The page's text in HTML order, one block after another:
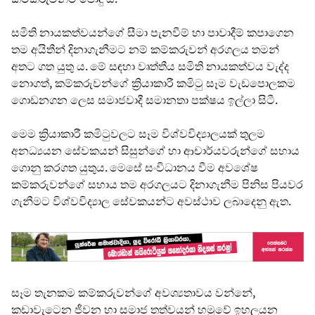
සමිති නායකත්වයන්ගේ සීමා පැනවීම් හා පාවාදීම් කපාගෙන
තම අයිතීන් දිනාගැනීමට නම් කම්කරුවන් අරගලය තමන්
අතට ගත යුතු ය. මේ සඳහා වෘත්තීය සමිති නායකත්වය වැද්ද
නොගත්, කම්කරුවන්ගේ ක්‍රියාකාරී කමිටු සෑම වැඩපොලකම
ගොඩනගන ලෙස සමාජවාදී සමානතා පක්ෂය ඉල්ලා සිටී.
මෙම ක්‍රියාකාරී කමිටුවලට සෑම විශ්වවිද්‍යාලයක් තුලම
අනධ්‍යයන සේවකයන් සිසුන්ගේ හා ආචාර්යවරුන්ගේ සහාය
ගොනු කරගත යුතුය. මෙසේ සංවිධානය වීම අවශේෂ
කම්කරුවන්ගේ සහාය තම අරගලයට දිනාගැනීම පිනිස පියවර
ගැනීමට විශ්වවිද්‍යාල සේවකයන්ට අවස්ථාව ලබාදෙනු ඇත.
සෑම තැනකම කම්කරුවන්ගේ අවශ්‍යතාවය වන්නේ,
කඩාවැටෙන ජීවන හා සමාජ තත්වයන් හමුවේ ඉහලයන